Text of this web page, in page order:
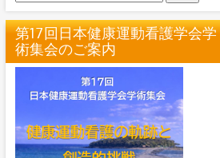
第17回日本健康運動看護学会学
術集会のご案内